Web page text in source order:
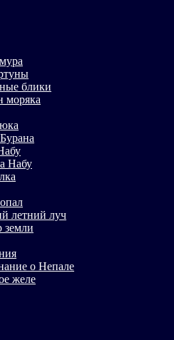
блики
моряка
Набу
летний луч
земли
о Непале
желе